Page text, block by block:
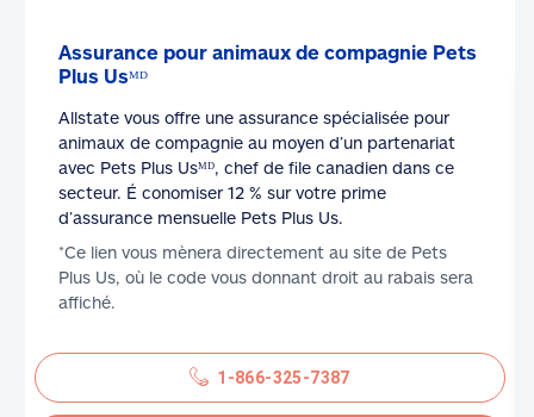
Assurance pour animaux de compagnie Pets
Plus Usᴹᴰ
Allstate vous offre une assurance spécialisée pour
animaux de compagnie au moyen d’un partenariat
avec Pets Plus Usᴹᴰ, chef de file canadien dans ce
secteur. É conomiser 12 % sur votre prime
d’assurance mensuelle Pets Plus Us.
*Ce lien vous mènera directement au site de Pets
Plus Us, où le code vous donnant droit au rabais sera
affiché.
1-866-325-7387